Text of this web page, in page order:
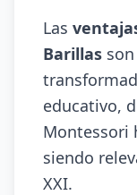
Las
Barillas
educativo,
Montessori
siendo
XXI.